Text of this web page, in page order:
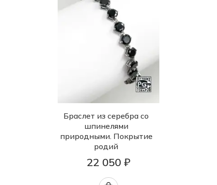
Браслет из серебра со
шпинелями
природными. Покрытие
родий
22 050 ₽